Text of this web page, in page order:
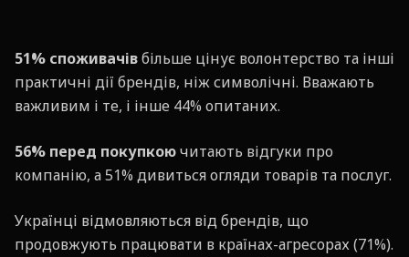
51% споживачівбільше цінує волонтерство та інші
практичні дії брендів, ніж символічні. Вважають
важливим і те, і інше 44% опитаних.
56% перед покупкоючитають відгуки про
компанію, а 51% дивиться огляди товарів та послуг.
Українці відмовляються від брендів, що
продовжують працювати в країнах-агресорах (71%).